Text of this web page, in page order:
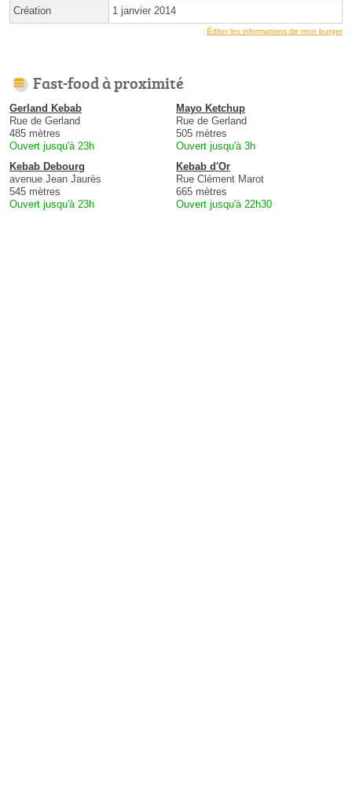
Création 1 janvier 2014
Éditer les informations de mon burger
Fast-food à proximité
Gerland Kebab
Rue de Gerland
485 mètres
Ouvert jusqu'à 23h
Mayo Ketchup
Rue de Gerland
505 mètres
Ouvert jusqu'à 3h
Kebab Debourg
avenue Jean Jaurès
545 mètres
Ouvert jusqu'à 23h
Kebab d'Or
Rue Clément Marot
665 mètres
Ouvert jusqu'à 22h30